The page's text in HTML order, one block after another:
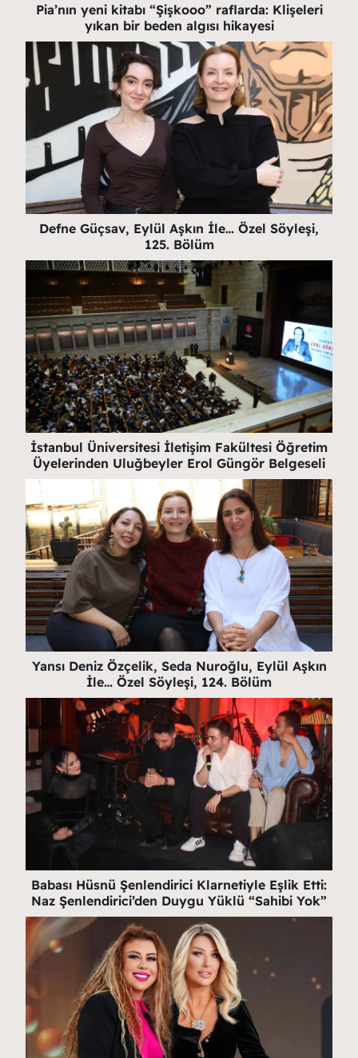
Pia’nın yeni kitabı “Şişkooo” raflarda: Klişeleri
yıkan bir beden algısı hikayesi
Defne Güçsav, Eylül Aşkın İle… Özel Söyleşi,
125. Bölüm
İstanbul Üniversitesi İletişim Fakültesi Öğretim
Üyelerinden Uluğbeyler Erol Güngör Belgeseli
Yansı Deniz Özçelik, Seda Nuroğlu, Eylül Aşkın
İle… Özel Söyleşi, 124. Bölüm
Babası Hüsnü Şenlendirici Klarnetiyle Eşlik Etti:
Naz Şenlendirici’den Duygu Yüklü “Sahibi Yok”